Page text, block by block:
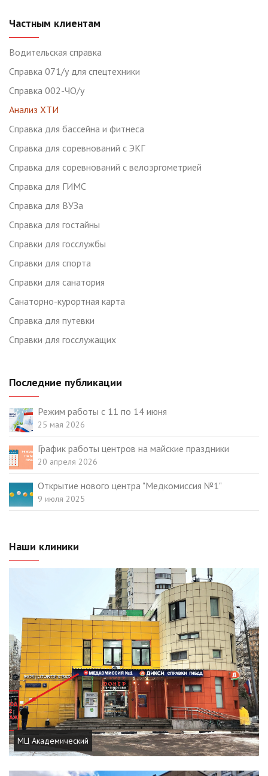
Частным клиентам
Водительская справка
Справка 071/у для спецтехники
Справка 002-ЧО/у
Анализ ХТИ
Справка для бассейна и фитнеса
Справка для соревнований с ЭКГ
Справка для соревнований с велоэргометрией
Справка для ГИМС
Cправка для ВУЗа
Справка для гостайны
Справки для госслужбы
Справки для спорта
Справки для санатория
Санаторно-курортная карта
Справка для путевки
Справки для госслужащих
Последние публикации
Режим работы с 11 по 14 июня
25 мая 2026
График работы центров на майские праздники
20 апреля 2026
Открытие нового центра "Медкомиссия №1"
9 июля 2025
Наши клиники
МЦ Академический